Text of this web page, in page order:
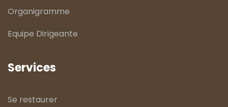
Organigramme
Equipe Dirigeante
Services
Se restaurer